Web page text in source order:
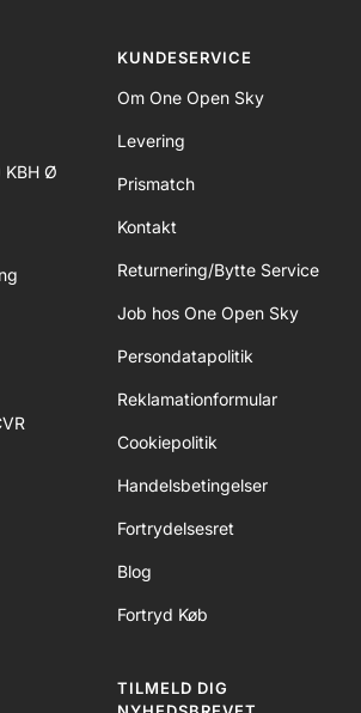
slideslide
KBH Ø
KUNDESERVICE
Om One Open Sky
Levering
Prismatch
Kontakt
Returnering/Bytte Service
Job hos One Open Sky
Persondatapolitik
Reklamationformular
Cookiepolitik
Handelsbetingelser
Fortrydelsesret
Blog
Fortryd Køb
TILMELD DIG